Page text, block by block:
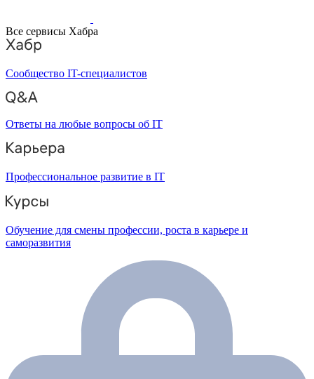
Все сервисы Хабра
Сообщество IT-специалистов
Ответы на любые вопросы об IT
Профессиональное развитие в IT
Обучение для смены профессии, роста в карьере и
саморазвития